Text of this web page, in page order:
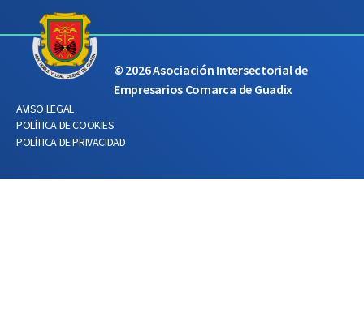
© 2026Asociación Intersectorial de
Empresarios Comarca de Guadix
AVISO LEGAL
POLÍTICA DE COOKIES
POLÍTICA DE PRIVACIDAD